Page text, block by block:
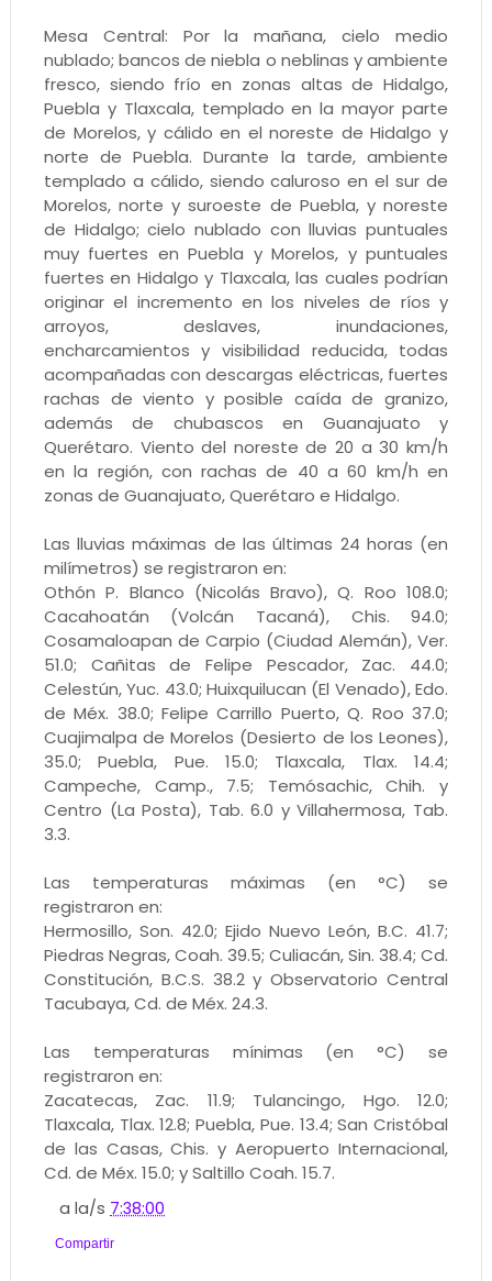
Mesa Central: Por la mañana, cielo medio
nublado; bancos de niebla o neblinas y ambiente
fresco, siendo frío en zonas altas de Hidalgo,
Puebla y Tlaxcala, templado en la mayor parte
de Morelos, y cálido en el noreste de Hidalgo y
norte de Puebla. Durante la tarde, ambiente
templado a cálido, siendo caluroso en el sur de
Morelos, norte y suroeste de Puebla, y noreste
de Hidalgo; cielo nublado con lluvias puntuales
muy fuertes en Puebla y Morelos, y puntuales
fuertes en Hidalgo y Tlaxcala, las cuales podrían
originar el incremento en los niveles de ríos y
arroyos, deslaves, inundaciones,
encharcamientos y visibilidad reducida, todas
acompañadas con descargas eléctricas, fuertes
rachas de viento y posible caída de granizo,
además de chubascos en Guanajuato y
Querétaro. Viento del noreste de 20 a 30 km/h
en la región, con rachas de 40 a 60 km/h en
zonas de Guanajuato, Querétaro e Hidalgo.
Las lluvias máximas de las últimas 24 horas (en
milímetros) se registraron en:
Othón P. Blanco (Nicolás Bravo), Q. Roo 108.0;
Cacahoatán (Volcán Tacaná), Chis. 94.0;
Cosamaloapan de Carpio (Ciudad Alemán), Ver.
51.0; Cañitas de Felipe Pescador, Zac. 44.0;
Celestún, Yuc. 43.0; Huixquilucan (El Venado), Edo.
de Méx. 38.0; Felipe Carrillo Puerto, Q. Roo 37.0;
Cuajimalpa de Morelos (Desierto de los Leones),
35.0; Puebla, Pue. 15.0; Tlaxcala, Tlax. 14.4;
Campeche, Camp., 7.5; Temósachic, Chih. y
Centro (La Posta), Tab. 6.0 y Villahermosa, Tab.
3.3.
Las temperaturas máximas (en °C) se
registraron en:
Hermosillo, Son. 42.0; Ejido Nuevo León, B.C. 41.7;
Piedras Negras, Coah. 39.5; Culiacán, Sin. 38.4; Cd.
Constitución, B.C.S. 38.2 y Observatorio Central
Tacubaya, Cd. de Méx. 24.3.
Las temperaturas mínimas (en °C) se
registraron en:
Zacatecas, Zac. 11.9; Tulancingo, Hgo. 12.0;
Tlaxcala, Tlax. 12.8; Puebla, Pue. 13.4; San Cristóbal
de las Casas, Chis. y Aeropuerto Internacional,
Cd. de Méx. 15.0; y Saltillo Coah. 15.7.
a la/s 7:38:00
Compartir